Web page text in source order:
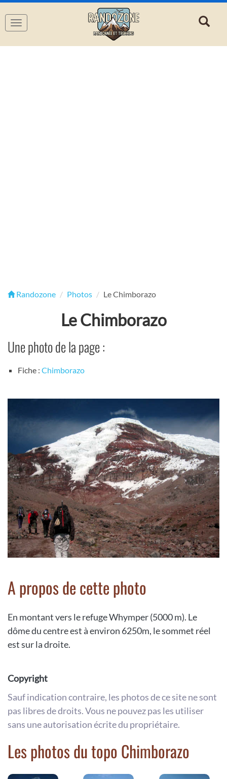
Navigation
Randozone Photos Le Chimborazo
Le Chimborazo
Une photo de la page :
Fiche : Chimborazo
A propos de cette photo
En montant vers le refuge Whymper (5000 m). Le
dôme du centre est à environ 6250m, le sommet réel
est sur la droite.
Copyright
Sauf indication contraire, les photos de ce site ne sont
pas libres de droits. Vous ne pouvez pas les utiliser
sans une autorisation écrite du propriétaire.
Les photos du topo Chimborazo